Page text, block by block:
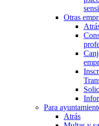
Otras
Para
Atrás